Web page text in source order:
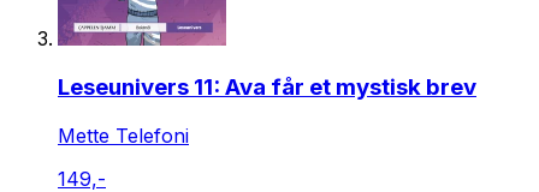
Leseunivers 11: Ava får et mystisk brev
Mette Telefoni
149,-